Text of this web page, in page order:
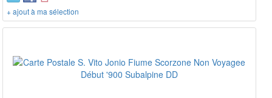
+ ajout à ma sélection